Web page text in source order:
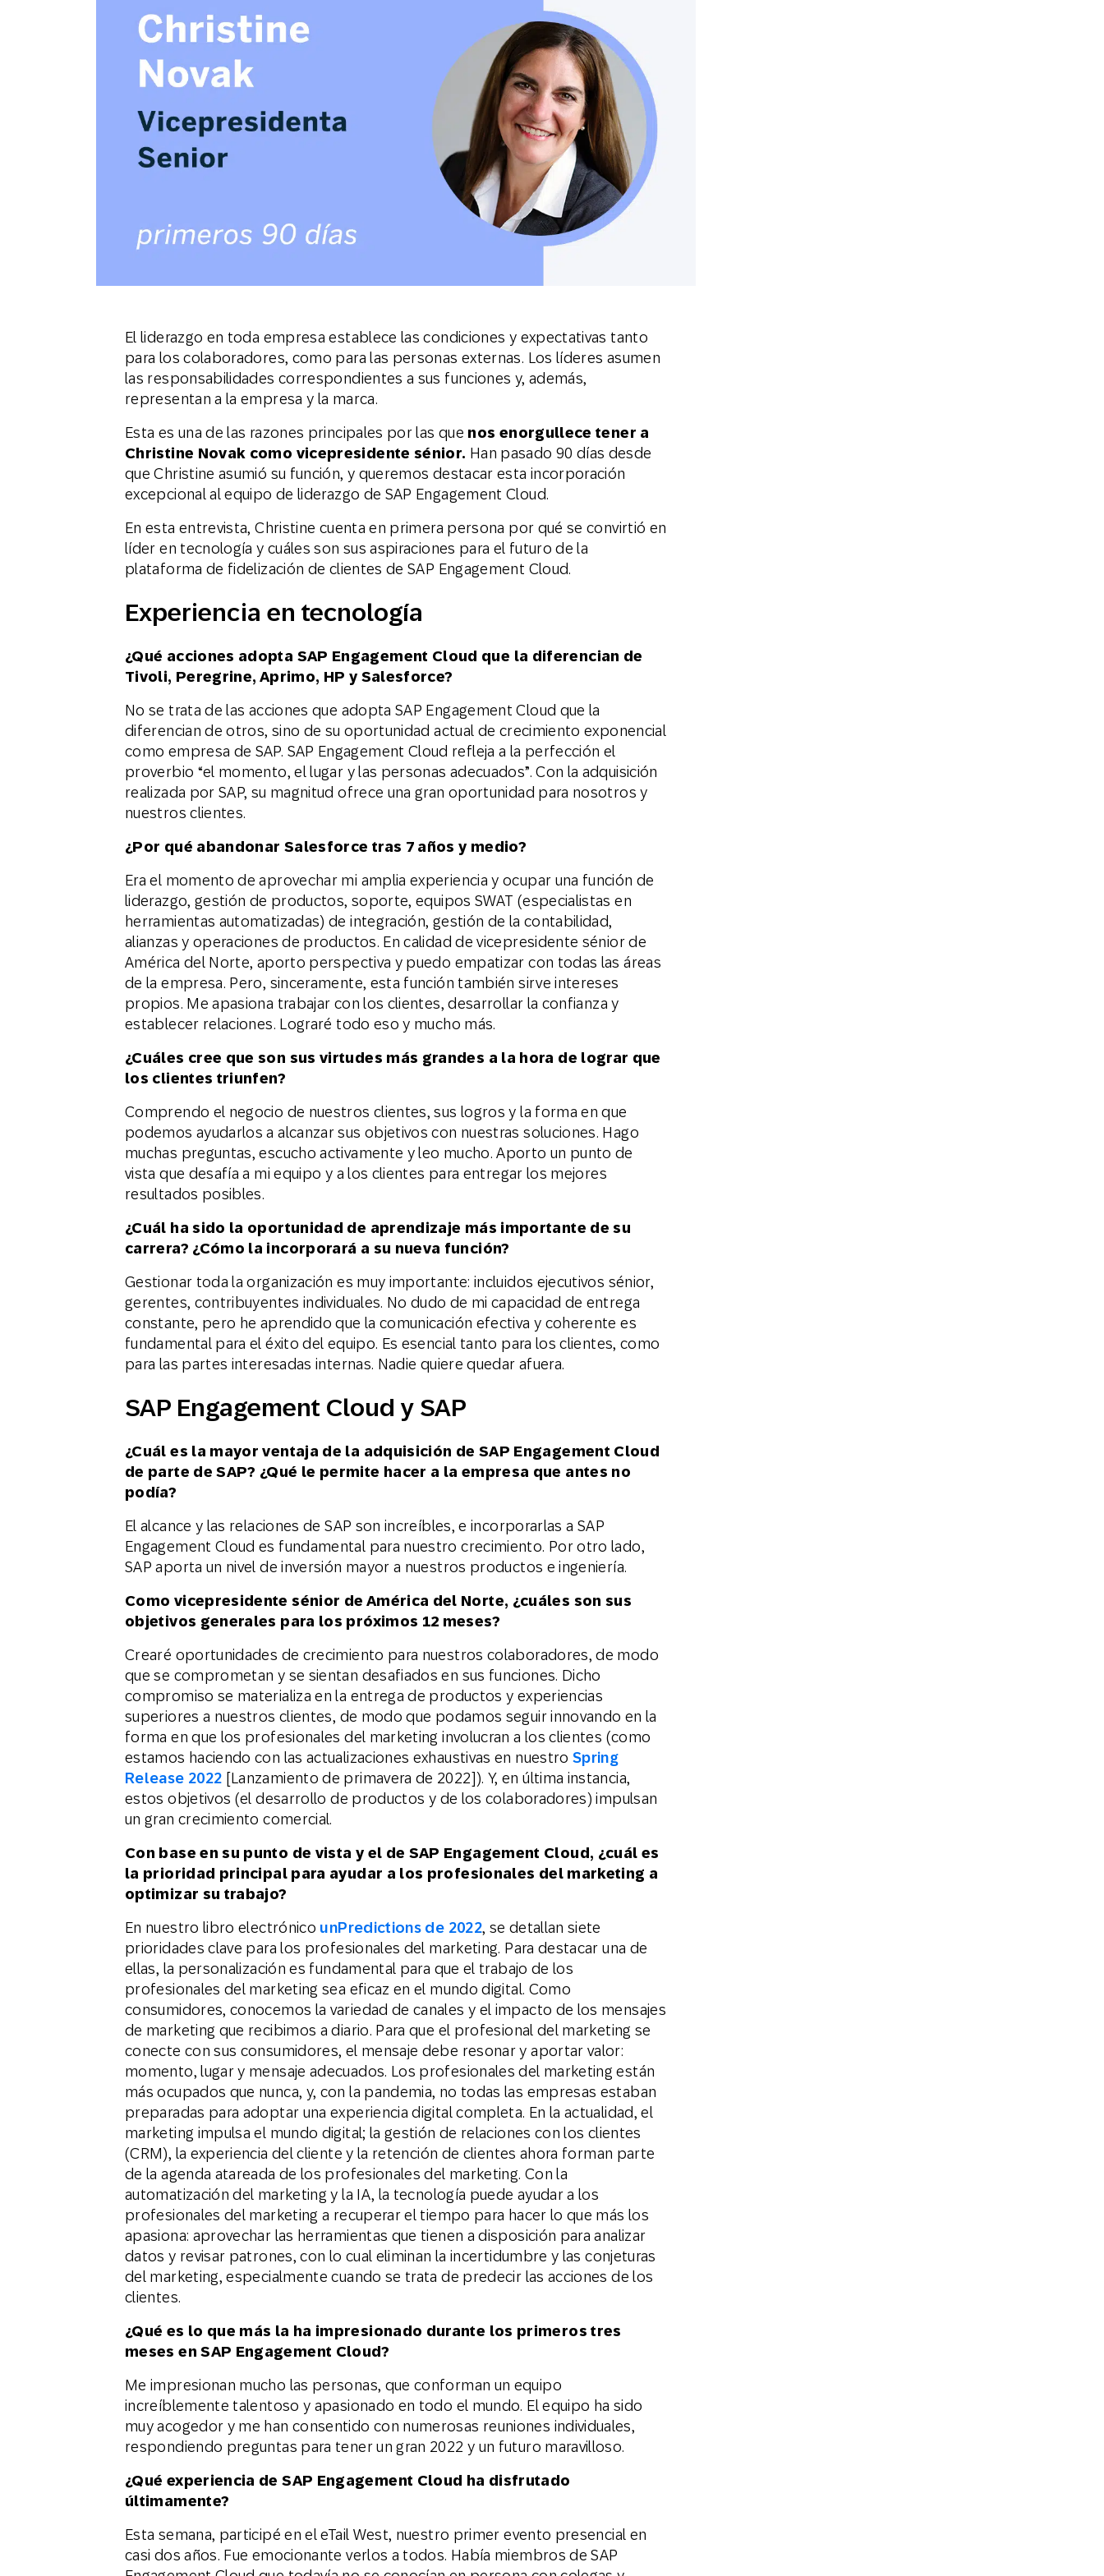
Mensajería
conversacional
Correo directo
El liderazgo en toda empresa establece las condiciones y expectativas tanto
para los colaboradores, como para las personas externas. Los líderes asumen
las responsabilidades correspondientes a sus funciones y, además,
representan a la empresa y la marca.
Esta es una de las razones principales por las que nos enorgullece tener a
Christine Novak como vicepresidente sénior. Han pasado 90 días desde
que Christine asumió su función, y queremos destacar esta incorporación
excepcional al equipo de liderazgo de SAP Engagement Cloud.
En esta entrevista, Christine cuenta en primera persona por qué se convirtió en
líder en tecnología y cuáles son sus aspiraciones para el futuro de la
plataforma de fidelización de clientes de SAP Engagement Cloud.
Experiencia en tecnología
¿Qué acciones adopta SAP Engagement Cloud que la diferencian de
Tivoli, Peregrine, Aprimo, HP y Salesforce?
No se trata de las acciones que adopta SAP Engagement Cloud que la
diferencian de otros, sino de su oportunidad actual de crecimiento exponencial
como empresa de SAP. SAP Engagement Cloud refleja a la perfección el
proverbio “el momento, el lugar y las personas adecuados”. Con la adquisición
realizada por SAP, su magnitud ofrece una gran oportunidad para nosotros y
nuestros clientes.
¿Por qué abandonar Salesforce tras 7 años y medio?
Era el momento de aprovechar mi amplia experiencia y ocupar una función de
liderazgo, gestión de productos, soporte, equipos SWAT (especialistas en
herramientas automatizadas) de integración, gestión de la contabilidad,
alianzas y operaciones de productos. En calidad de vicepresidente sénior de
América del Norte, aporto perspectiva y puedo empatizar con todas las áreas
de la empresa. Pero, sinceramente, esta función también sirve intereses
propios. Me apasiona trabajar con los clientes, desarrollar la confianza y
establecer relaciones. Lograré todo eso y mucho más.
¿Cuáles cree que son sus virtudes más grandes a la hora de lograr que
los clientes triunfen?
Comprendo el negocio de nuestros clientes, sus logros y la forma en que
podemos ayudarlos a alcanzar sus objetivos con nuestras soluciones. Hago
muchas preguntas, escucho activamente y leo mucho. Aporto un punto de
vista que desafía a mi equipo y a los clientes para entregar los mejores
resultados posibles.
¿Cuál ha sido la oportunidad de aprendizaje más importante de su
carrera? ¿Cómo la incorporará a su nueva función?
Gestionar toda la organización es muy importante: incluidos ejecutivos sénior,
gerentes, contribuyentes individuales. No dudo de mi capacidad de entrega
constante, pero he aprendido que la comunicación efectiva y coherente es
fundamental para el éxito del equipo. Es esencial tanto para los clientes, como
para las partes interesadas internas. Nadie quiere quedar afuera.
SAP Engagement Cloud y SAP
¿Cuál es la mayor ventaja de la adquisición de SAP Engagement Cloud
de parte de SAP? ¿Qué le permite hacer a la empresa que antes no
podía?
El alcance y las relaciones de SAP son increíbles, e incorporarlas a SAP
Engagement Cloud es fundamental para nuestro crecimiento. Por otro lado,
SAP aporta un nivel de inversión mayor a nuestros productos e ingeniería.
Como vicepresidente sénior de América del Norte, ¿cuáles son sus
objetivos generales para los próximos 12 meses?
Crearé oportunidades de crecimiento para nuestros colaboradores, de modo
que se comprometan y se sientan desafiados en sus funciones. Dicho
compromiso se materializa en la entrega de productos y experiencias
superiores a nuestros clientes, de modo que podamos seguir innovando en la
forma en que los profesionales del marketing involucran a los clientes (como
estamos haciendo con las actualizaciones exhaustivas en nuestroSpring
Release 2022 [Lanzamiento de primavera de 2022]). Y, en última instancia,
estos objetivos (el desarrollo de productos y de los colaboradores) impulsan
un gran crecimiento comercial.
Con base en su punto de vista y el de SAP Engagement Cloud, ¿cuál es
la prioridad principal para ayudar a los profesionales del marketing a
optimizar su trabajo?
En nuestro libro electrónico unPredictions de 2022, se detallan siete
prioridades clave para los profesionales del marketing. Para destacar una de
ellas, la personalización es fundamental para que el trabajo de los
profesionales del marketing sea eficaz en el mundo digital. Como
consumidores, conocemos la variedad de canales y el impacto de los mensajes
de marketing que recibimos a diario. Para que el profesional del marketing se
conecte con sus consumidores, el mensaje debe resonar y aportar valor:
momento, lugar y mensaje adecuados. Los profesionales del marketing están
más ocupados que nunca, y, con la pandemia, no todas las empresas estaban
preparadas para adoptar una experiencia digital completa. En la actualidad, el
marketing impulsa el mundo digital; la gestión de relaciones con los clientes
(CRM), la experiencia del cliente y la retención de clientes ahora forman parte
de la agenda atareada de los profesionales del marketing. Con la
automatización del marketing y la IA, la tecnología puede ayudar a los
profesionales del marketing a recuperar el tiempo para hacer lo que más los
apasiona: aprovechar las herramientas que tienen a disposición para analizar
datos y revisar patrones, con lo cual eliminan la incertidumbre y las conjeturas
del marketing, especialmente cuando se trata de predecir las acciones de los
clientes.
¿Qué es lo que más la ha impresionado durante los primeros tres
meses en SAP Engagement Cloud?
Me impresionan mucho las personas, que conforman un equipo
increíblemente talentoso y apasionado en todo el mundo. El equipo ha sido
muy acogedor y me han consentido con numerosas reuniones individuales,
respondiendo preguntas para tener un gran 2022 y un futuro maravilloso.
¿Qué experiencia de SAP Engagement Cloud ha disfrutado
últimamente?
Esta semana, participé en el eTail West, nuestro primer evento presencial en
casi dos años. Fue emocionante verlos a todos. Había miembros de SAP